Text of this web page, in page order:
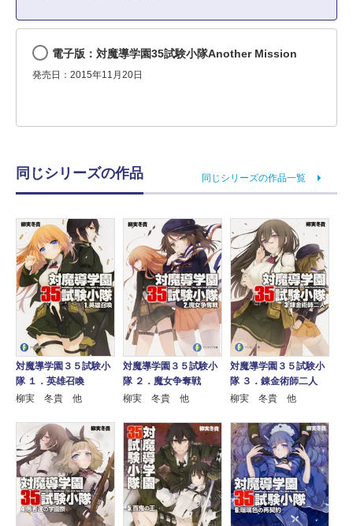
電子版：対魔導学園35試験小隊Another Mission
発売日：2015年11月20日
同じシリーズの作品 同じシリーズの作品一覧
対魔導学園３５試験小
隊 １．英雄召喚
柳実 冬貴 他
対魔導学園３５試験小
隊 ２．魔女争奪戦
柳実 冬貴 他
対魔導学園３５試験小
隊 ３．錬金術師二人
柳実 冬貴 他